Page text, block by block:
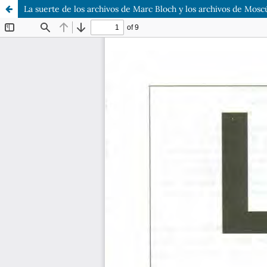
La suerte de los archivos de Marc Bloch y los archivos de